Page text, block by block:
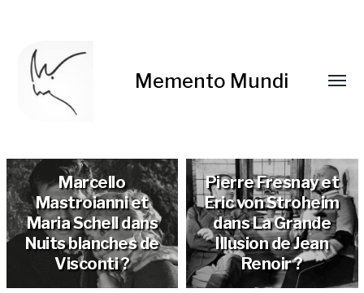
Memento Mundi
Marcello
Mastroianni et
Maria Schell dans
Nuits blanches de
Visconti ?
Pierre Fresnay et
Eric von Stroheim
dans La Grande
Illusion de Jean
Renoir ?